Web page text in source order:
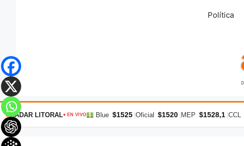
Política
RADAR LITORAL● EN VIVO Blue $1525 |Oficial $1520 |MEP $1528,1 |CCL